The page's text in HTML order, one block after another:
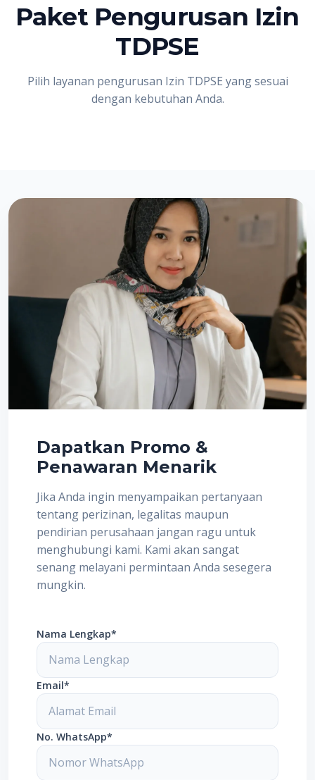
Paket Pengurusan Izin
TDPSE
Pilih layanan pengurusan Izin TDPSE yang sesuai
dengan kebutuhan Anda.
Dapatkan Promo &
Penawaran Menarik
Jika Anda ingin menyampaikan pertanyaan
tentang perizinan, legalitas maupun
pendirian perusahaan jangan ragu untuk
menghubungi kami. Kami akan sangat
senang melayani permintaan Anda sesegera
mungkin.
Nama Lengkap*
Email*
No. WhatsApp*